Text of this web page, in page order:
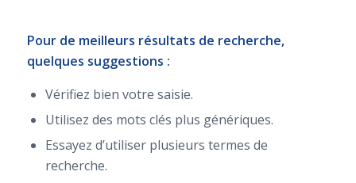
Pour de meilleurs résultats de recherche,
quelques suggestions :
Vérifiez bien votre saisie.
Utilisez des mots clés plus génériques.
Essayez d’utiliser plusieurs termes de
recherche.